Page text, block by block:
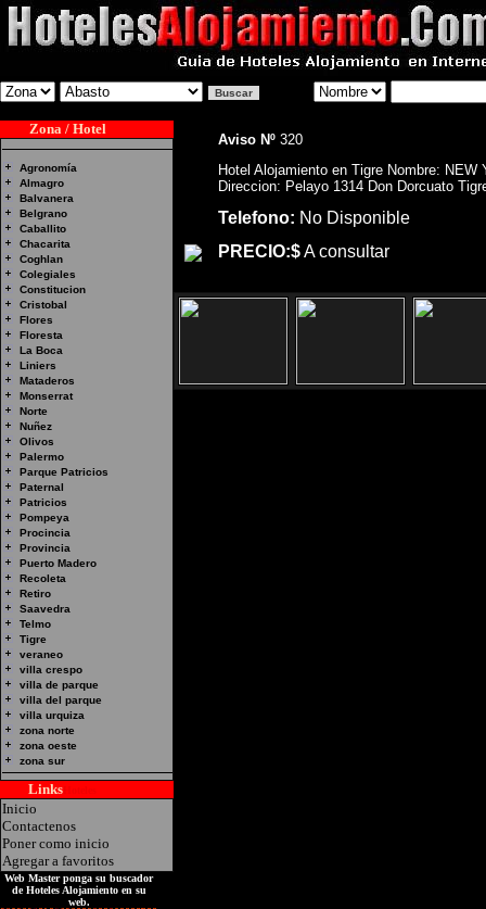
Zona / Hotel
Agronomía
Almagro
Balvanera
Belgrano
Caballito
Chacarita
Coghlan
Colegiales
Constitucion
Cristobal
Flores
Floresta
La Boca
Liniers
Mataderos
Monserrat
Norte
Nuñez
Olivos
Palermo
Parque Patricios
Paternal
Patricios
Pompeya
Procincia
Provincia
Puerto Madero
Recoleta
Retiro
Saavedra
Telmo
Tigre
veraneo
villa crespo
villa de parque
villa del parque
villa urquiza
zona norte
zona oeste
zona sur
Links
Inicio
Contactenos
Poner como inicio
Agregar a favoritos
Web Master ponga su buscador
de Hoteles Alojamiento en su
web.
Aviso Nº 320
Hotel Alojamiento en Tigre Nombre: NEW
Direccion: Pelayo 1314 Don Dorcuato
Telefono: No Disponible
PRECIO:$A consultar